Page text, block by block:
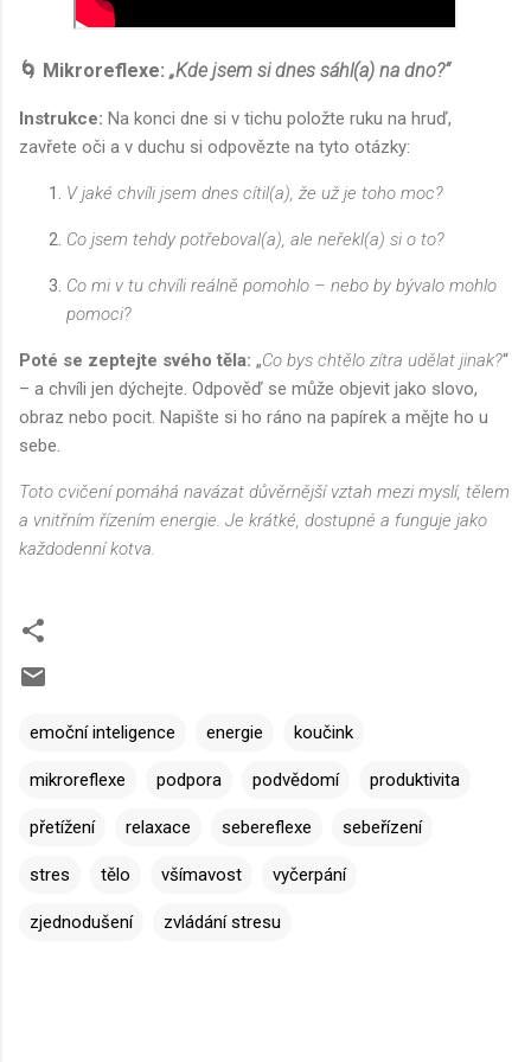
🌀 Mikroreflexe: „Kde jsem si dnes sáhl(a) na dno?“
Instrukce: Na konci dne si v tichu položte ruku na hruď,
zavřete oči a v duchu si odpovězte na tyto otázky:
V jaké chvíli jsem dnes cítil(a), že už je toho moc?
Co jsem tehdy potřeboval(a), ale neřekl(a) si o to?
Co mi v tu chvíli reálně pomohlo – nebo by bývalo mohlo
pomoci?
Poté se zeptejte svého těla: „Co bys chtělo zítra udělat jinak?“
– a chvíli jen dýchejte. Odpověď se může objevit jako slovo,
obraz nebo pocit. Napište si ho ráno na papírek a mějte ho u
sebe.
Toto cvičení pomáhá navázat důvěrnější vztah mezi myslí, tělem
a vnitřním řízením energie. Je krátké, dostupné a funguje jako
každodenní kotva.
emoční inteligence energie koučink
mikroreflexe podpora podvědomí produktivita
přetížení relaxace sebereflexe sebeřízení
stres tělo všímavost vyčerpání
zjednodušení zvládání stresu